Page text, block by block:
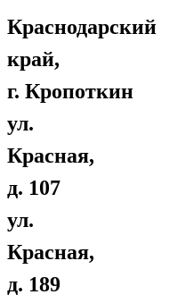
Краснодарский
край,
г. Кропоткин
ул.
Красная,
д. 107
ул.
Красная,
д. 189